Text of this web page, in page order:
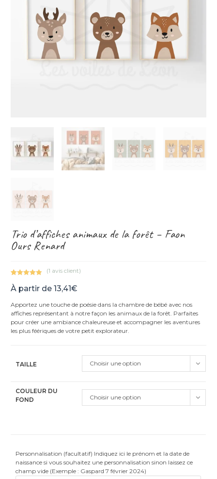
Trio d’affiches animaux de la forêt – Faon
Ours Renard
sur 5
notation
(1 avis client)
À partir de13,41€
Apportez une touche de poésie dans la chambre de bébé avec nos
affiches représentant à notre façon les animaux de la forêt. Parfaites
pour créer une ambiance chaleureuse et accompagner les aventures
les plus féériques de votre petit explorateur.
TAILLE Choisir une option
COULEUR DU
FOND
Choisir une option
Personnalisation (facultatif) Indiquez ici le prénom et la date de
naissance si vous souhaitez une personnalisation sinon laissez ce
champ vide (Exemple : Gaspard 7 février 2024)